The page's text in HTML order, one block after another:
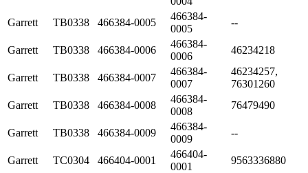
Garrett TB0338 466384-0005
466384-
0005
--
Garrett TB0338 466384-0006
466384-
0006
46234218
Garrett TB0338 466384-0007
466384-
0007
46234257,
76301260
Garrett
TB0338 466384-0008
466384-
0008
76479490
Garrett TB0338 466384-0009
466384-
0009
--
Garrett TC0304 466404-0001
466404-
0001
9563336880